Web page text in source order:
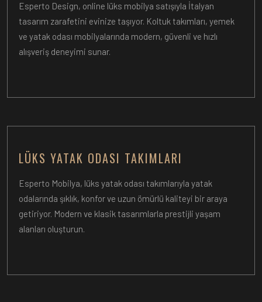
Esperto Design, online lüks mobilya satışıyla İtalyan
tasarım zarafetini evinize taşıyor. Koltuk takımları, yemek
ve yatak odası mobilyalarında modern, güvenli ve hızlı
alışveriş deneyimi sunar.
LÜKS YATAK ODASI TAKIMLARI
Esperto Mobilya, lüks yatak odası takımlarıyla yatak
odalarında şıklık, konfor ve uzun ömürlü kaliteyi bir araya
getiriyor. Modern ve klasik tasarımlarla prestijli yaşam
alanları oluşturun.